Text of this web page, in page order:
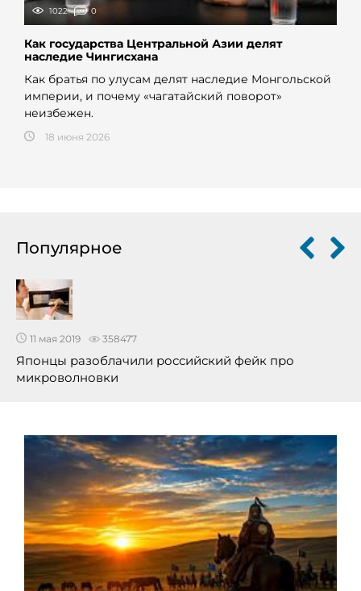
1022 0
Как государства Центральной Азии делят
наследие Чингисхана
Как братья по улусам делят наследие Монгольской
империи, и почему «чагатайский поворот»
неизбежен.
18 июня 2026
Популярное
11 мая 2019 358477
Японцы разоблачили российский фейк про
микроволновки